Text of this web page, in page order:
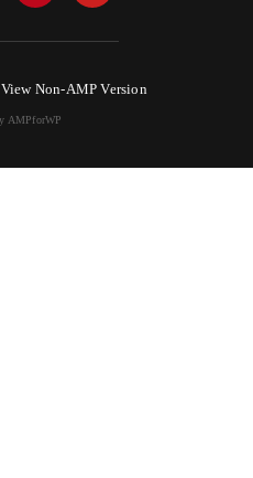
View Non-AMP Version
AMPforWP